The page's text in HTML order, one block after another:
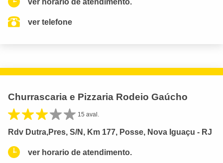
ver telefone
Churrascaria e Pizzaria Rodeio Gaúcho
15 aval.
Rdv Dutra,Pres, S/N, Km 177, Posse, Nova Iguaçu - RJ
ver horario de atendimento.